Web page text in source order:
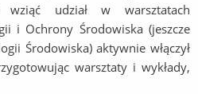
wziąć udział w warsztatach
i Ochrony Środowiska (jeszcze
Środowiska) aktywnie włączył
warsztaty i wykłady,